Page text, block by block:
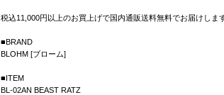
税込11,000円以上のお買上げで国内通販送料無料でお届けしま
■BRAND
BLOHM [ブローム]
■ITEM
BL-02AN BEAST RATZ